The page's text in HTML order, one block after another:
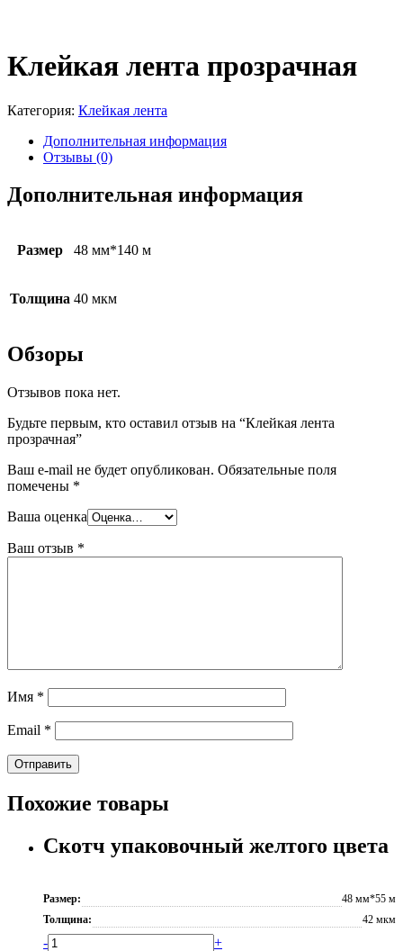
Клейкая лента прозрачная
Категория: Клейкая лента
Дополнительная информация
Отзывы (0)
Дополнительная информация
Размер 48 мм*140 м
Толщина 40 мкм
Обзоры
Отзывов пока нет.
Будьте первым, кто оставил отзыв на “Клейкая лента
прозрачная”
Ваш e-mail не будет опубликован. Обязательные поля
помечены *
Ваша оценка
Ваш отзыв *
Имя *
Email *
Похожие товары
Скотч упаковочный желтого цвета
Размер:
48 мм*55 м
Толщина:
42 мкм
-
+